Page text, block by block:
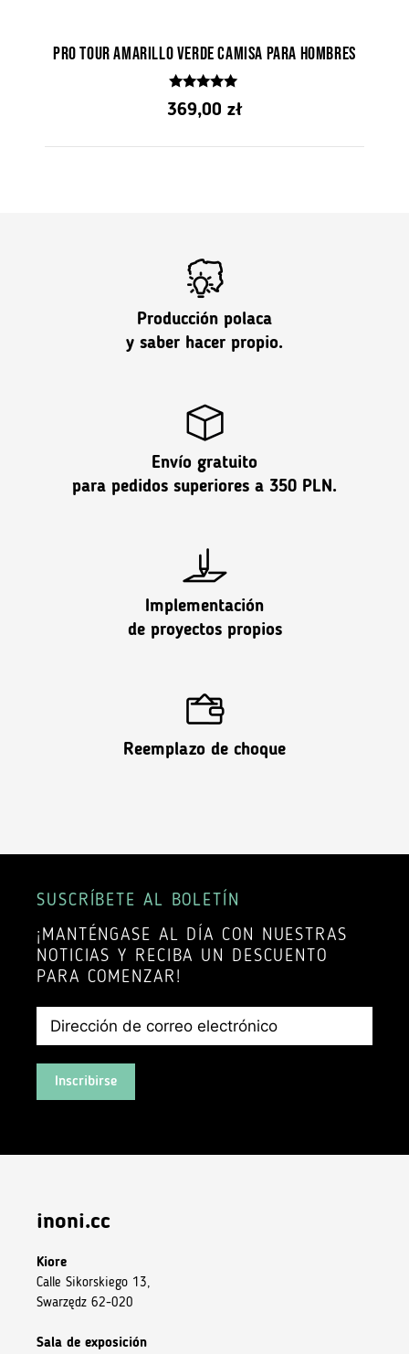
Pro Tour Amarillo Verde Camisa para hombres
5.00
de 5
369,00 zł
Producción polaca
y saber hacer propio.
Envío gratuito
para pedidos superiores a 350 PLN.
Implementación
de proyectos propios
Reemplazo de choque
SUSCRÍBETE AL BOLETÍN
¡MANTÉNGASE AL DÍA CON NUESTRAS
NOTICIAS Y RECIBA UN DESCUENTO
PARA COMENZAR!
Inscribirse
inoni.cc
Kiore
Calle Sikorskiego 13,
Swarzędz 62-020
Sala de exposición